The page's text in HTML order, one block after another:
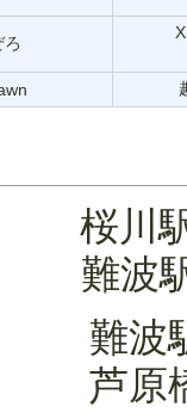
ろ
桜川
難波
波
芦原